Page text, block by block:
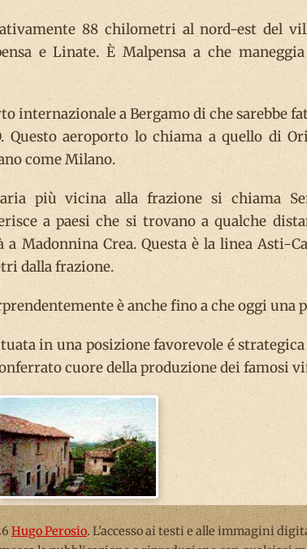
88 chilometri al nord-est del
e Linate. È Malpensa a che
internazionale a Bergamo di che sarebbe
Questo aeroporto lo chiama a quello di
come Milano.
più vicina alla frazione si chiama
a paesi che si trovano a qualche
Madonnina Crea. Questa è la linea Asti-
dalla frazione.
è anche fino a che oggi una
in una posizione favorevole é
cuore della produzione dei famosi
Hugo Perosio. L'accesso ai testi e alle immagini